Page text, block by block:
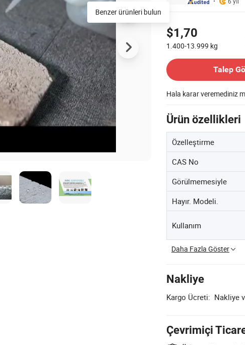
$1,70
1.400-13.999 kg
Talep
Hala karar veremediniz
Ürün özellikleri
Özelleştirme
CAS No
Görülmemesiyle
Hayır. Modeli.
Kullanım
Daha Fazla Göster
Nakliye
Kargo Ücreti: Nakliye
Çevrimiçi
Benzer ürünleri bulun